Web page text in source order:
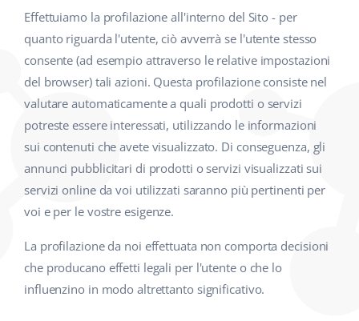
Effettuiamo la profilazione all'interno del Sito - per
quanto riguarda l'utente, ciò avverrà se l'utente stesso
consente (ad esempio attraverso le relative impostazioni
del browser) tali azioni. Questa profilazione consiste nel
valutare automaticamente a quali prodotti o servizi
potreste essere interessati, utilizzando le informazioni
sui contenuti che avete visualizzato. Di conseguenza, gli
annunci pubblicitari di prodotti o servizi visualizzati sui
servizi online da voi utilizzati saranno più pertinenti per
voi e per le vostre esigenze.
La profilazione da noi effettuata non comporta decisioni
che producano effetti legali per l'utente o che lo
influenzino in modo altrettanto significativo.